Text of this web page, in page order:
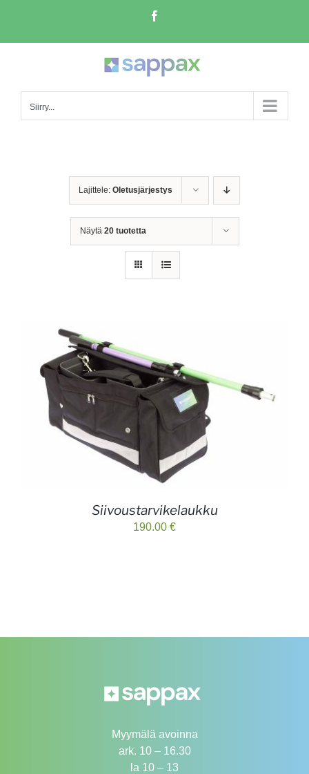
content
Siirry...
Lajittele: Oletusjärjestys
Näytä 20 tuotetta
Siivoustarvikelaukku
190.00 €
Myymälä avoinna
ark. 10 – 16.30
la 10 – 13